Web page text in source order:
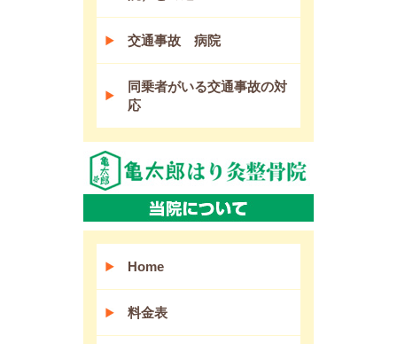
交通事故 病院
同乗者がいる交通事故の対
応
Home
料金表